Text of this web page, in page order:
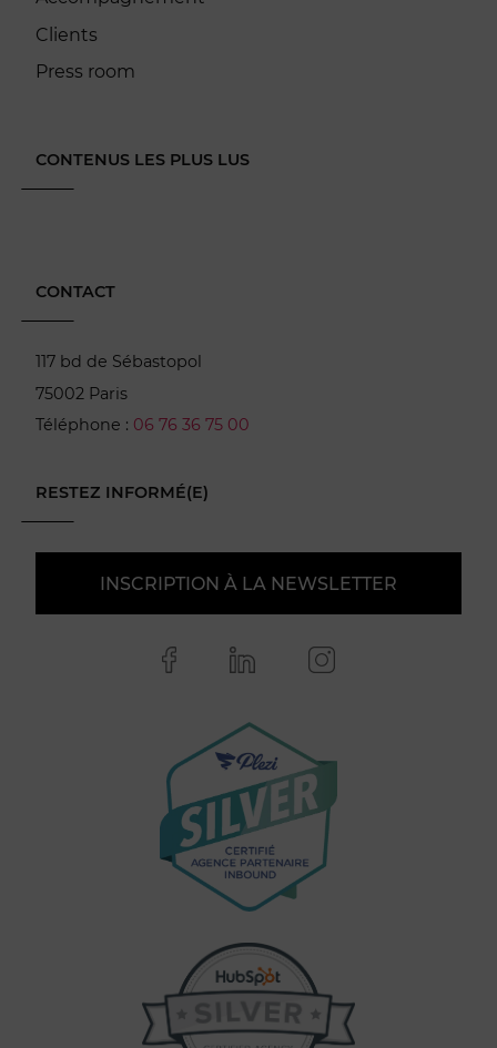
Clients
Press room
CONTENUS LES PLUS LUS
CONTACT
117 bd de Sébastopol
75002 Paris
Téléphone : 06 76 36 75 00
RESTEZ INFORMÉ(E)
INSCRIPTION À LA NEWSLETTER